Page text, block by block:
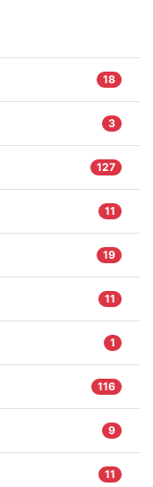
18
3
127
11
19
11
1
116
9
11